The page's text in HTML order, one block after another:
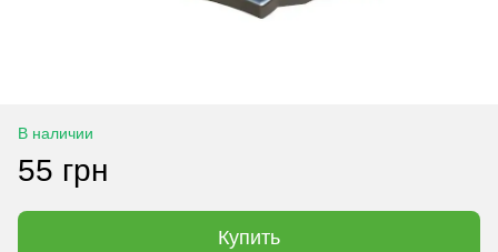
В наличии
55 грн
Купить